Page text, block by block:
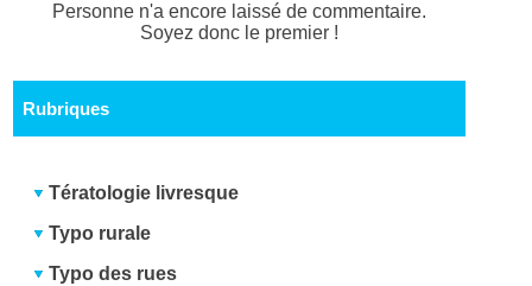
Personne n'a encore laissé de commentaire.
Soyez donc le premier !
Rubriques
Tératologie livresque
Typo rurale
Typo des rues